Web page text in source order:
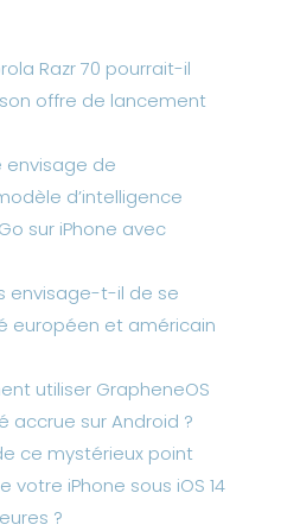
Razr 70 pourrait-il
offre de lancement
de
d’intelligence
sur iPhone avec
envisage-t-il de se
européen et américain
utiliser GrapheneOS
accrue sur Android ?
ce mystérieux point
votre iPhone sous iOS 14
?